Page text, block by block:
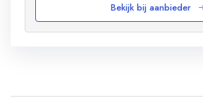
Bekijk bij aanbieder